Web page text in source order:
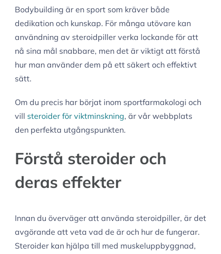
Bodybuilding är en sport som kräver både
dedikation och kunskap. För många utövare kan
användning av steroidpiller verka lockande för att
nå sina mål snabbare, men det är viktigt att förstå
hur man använder dem på ett säkert och effektivt
sätt.
Om du precis har börjat inom sportfarmakologi och
vill steroider för viktminskning, är vår webbplats
den perfekta utgångspunkten.
Förstå steroider och
deras effekter
Innan du överväger att använda steroidpiller, är det
avgörande att veta vad de är och hur de fungerar.
Steroider kan hjälpa till med muskeluppbyggnad,